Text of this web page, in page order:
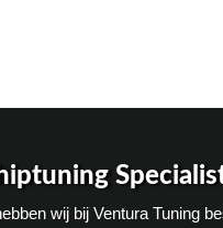
wij bij Ventura Tuning